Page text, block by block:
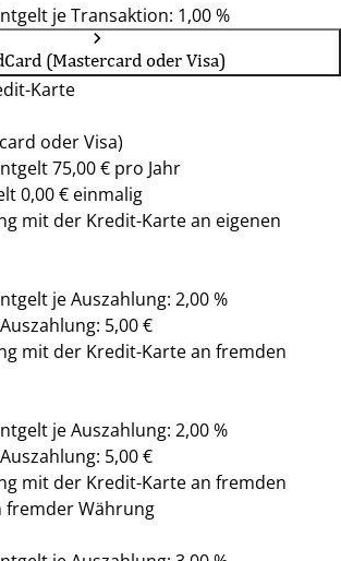
je Transaktion: 1,00 %
(Mastercard oder Visa)
Karte
oder Visa)
75,00 € pro Jahr
0,00 € einmalig
mit der Kredit-Karte an eigenen
je Auszahlung: 2,00 %
5,00 €
mit der Kredit-Karte an fremden
je Auszahlung: 2,00 %
5,00 €
mit der Kredit-Karte an fremden
fremder Währung